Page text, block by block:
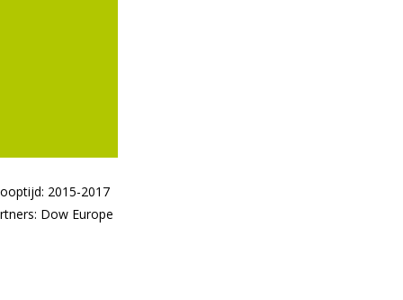
2015-2017
Dow Europe